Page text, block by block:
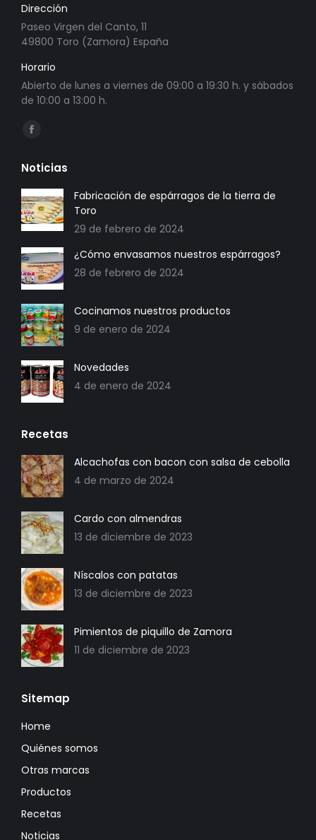
Dirección
Paseo Virgen del Canto, 11
49800 Toro (Zamora) España
Horario
Abierto de lunes a viernes de 09:00 a 19:30 h. y sábados
de 10:00 a 13:00 h.
Encuéntranos en:
Abrir
en
una
nueva
ventana/pestaña
Noticias
Fabricación de espárragos de la tierra de
Toro
29 de febrero de 2024
¿Cómo envasamos nuestros espárragos?
28 de febrero de 2024
Cocinamos nuestros productos
9 de enero de 2024
Novedades
4 de enero de 2024
Recetas
Alcachofas con bacon con salsa de cebolla
4 de marzo de 2024
Cardo con almendras
13 de diciembre de 2023
Níscalos con patatas
13 de diciembre de 2023
Pimientos de piquillo de Zamora
11 de diciembre de 2023
Sitemap
Home
Quiénes somos
Otras marcas
Productos
Recetas
Noticias